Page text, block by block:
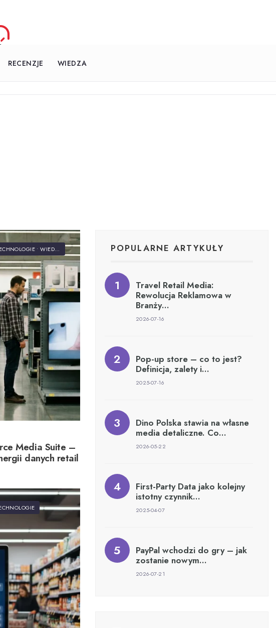
RECENZJE WIEDZA
•WIEDZA
Media Suite –
danych retail
POPULARNE ARTYKUŁY
Travel Retail Media:
Rewolucja Reklamowa w
Branży…
2026-07-16
Pop-up store – co to jest?
Definicja, zalety i…
2025-07-16
Dino Polska stawia na własne
media detaliczne. Co…
2026-05-22
First-Party Data jako kolejny
istotny czynnik…
2025-04-07
PayPal wchodzi do gry – jak
zostanie nowym…
2026-07-21